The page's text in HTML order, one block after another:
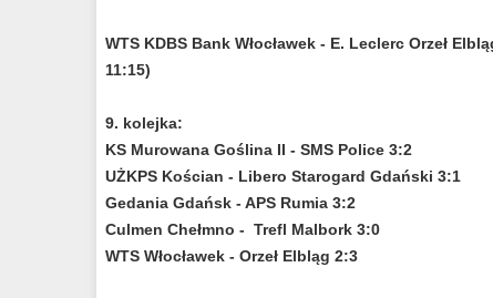
WTS KDBS Bank Włocławek - E. Leclerc Orzeł
11:15)
9. kolejka:
KS Murowana Goślina II - SMS Police 3:2
UŻKPS Kościan - Libero Starogard Gdański 3:1
Gedania Gdańsk - APS Rumia 3:2
Culmen Chełmno - Trefl Malbork 3:0
WTS Włocławek - Orzeł Elbląg 2:3